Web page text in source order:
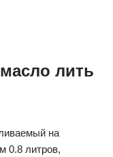
лить
на
0.8 литров,